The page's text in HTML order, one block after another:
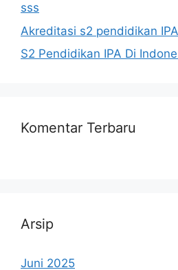
sss
Akreditasi s2 pendidikan
S2 Pendidikan IPA Di
Komentar Terbaru
Arsip
Juni 2025